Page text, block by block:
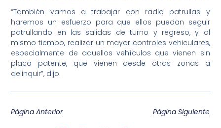
“También vamos a trabajar con radio patrullas y
haremos un esfuerzo para que ellos puedan seguir
patrullando en las salidas de turno y regreso, y al
mismo tiempo, realizar un mayor controles vehiculares,
especialmente de aquellos vehículos que vienen sin
placa patente, que vienen desde otras zonas a
delinquir”, dijo.
Página Anterior Página Siguiente